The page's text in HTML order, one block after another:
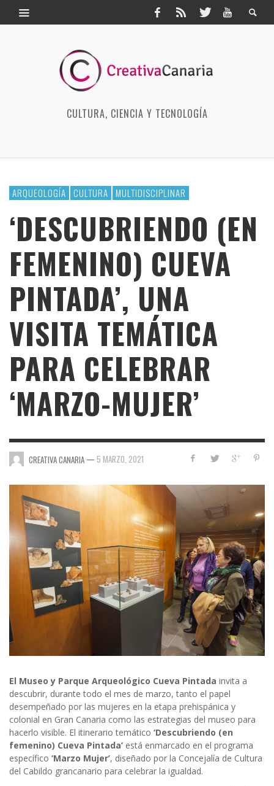
CULTURA, CIENCIA Y TECNOLOGÍA
ARQUEOLOGÍA CULTURA MULTIDISCIPLINAR
‘DESCUBRIENDO (EN
FEMENINO) CUEVA
PINTADA’, UNA
VISITA TEMÁTICA
PARA CELEBRAR
‘MARZO-MUJER’
CREATIVA CANARIA — 5 MARZO, 2021
El Museo y Parque Arqueológico Cueva Pintada invita a
descubrir, durante todo el mes de marzo, tanto el papel
desempeñado por las mujeres en la etapa prehispánica y
colonial en Gran Canaria como las estrategias del museo para
hacerlo visible. El itinerario temático ‘Descubriendo (en
femenino) Cueva Pintada’ está enmarcado en el programa
específico ‘Marzo Mujer’, diseñado por la Concejalía de Cultura
del Cabildo grancanario para celebrar la igualdad.